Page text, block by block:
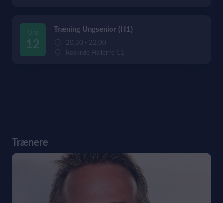
Ons
12
Træning Ungsenior (H1)
20:30 - 22:00
Roskilde Hallerne C1
Trænere